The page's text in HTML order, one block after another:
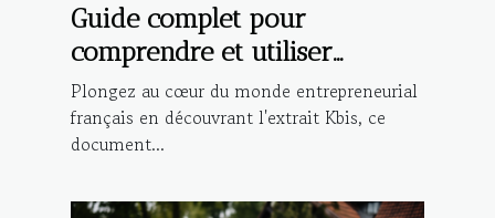
Guide complet pour
comprendre et utiliser
l'extrait Kbis dans les
démarches administratives et
commerciales
Plongez au cœur du monde entrepreneurial
français en découvrant l'extrait Kbis, ce
document...